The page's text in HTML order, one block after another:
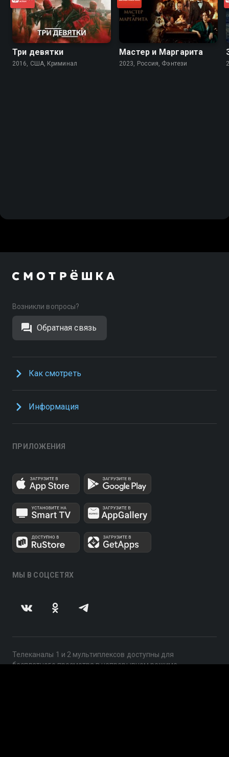
Три девятки
2016, США, Криминал
Мастер и Маргарита
2023, Россия, Фэнтези
Возникли вопросы?
Обратная связь
Как смотреть
Информация
ПРИЛОЖЕНИЯ
МЫ В СОЦСЕТЯХ
Телеканалы 1 и 2 мультиплексов доступны для
бесплатного просмотра в непрерывном режиме,